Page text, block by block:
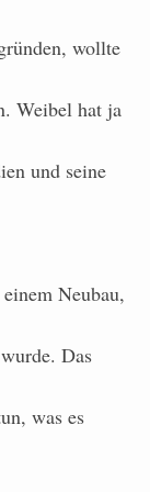
wollte
Weibel hat ja
und seine
Neubau,
Das
was es